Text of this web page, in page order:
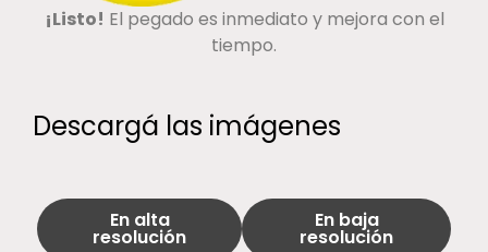
¡Listo! El pegado es inmediato y mejora con el
tiempo.
Descargá las imágenes
En alta
resolución
En baja
resolución